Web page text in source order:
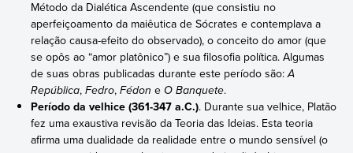
Método da Dialética Ascendente (que consistiu no
aperfeiçoamento da maiêutica de Sócrates e contemplava a
relação causa-efeito do observado), o conceito do amor (que
se opôs ao “amor platônico”) e sua filosofia política. Algumas
de suas obras publicadas durante este período são:A
República,Fedro,Fédon eO Banquete.
Período da velhice (361-347 a.C.). Durante sua velhice, Platão
fez uma exaustiva revisão da Teoria das Ideias. Esta teoria
afirma uma dualidade da realidade entre o mundo sensível (o